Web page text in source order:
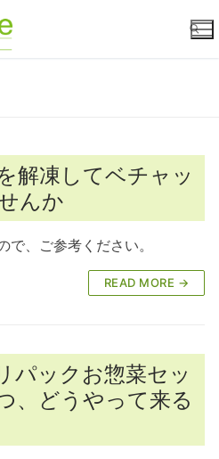
解凍してベチャッ
んか
で、ご参考ください。
READ MORE →
パックお惣菜セッ
、どうやって来る